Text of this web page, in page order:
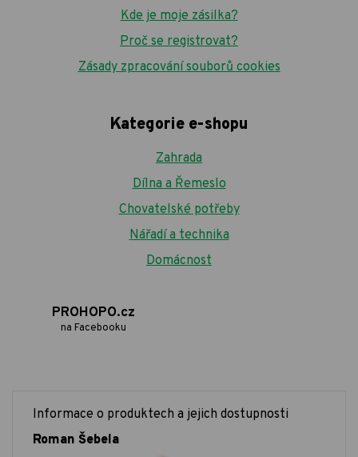
Kde je moje zásilka?
Proč se registrovat?
Zásady zpracování souborů cookies
Kategorie e-shopu
Zahrada
Dílna a Řemeslo
Chovatelské potřeby
Nářadí a technika
Domácnost
PROHOPO.cz
na Facebooku
Informace o produktech a jejich dostupnosti
Roman Šebela